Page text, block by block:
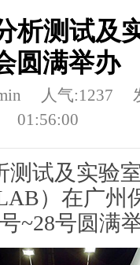
析测试及
圆满举办
人气:1237
01:56:00
测试及实验
）在广州
~28号圆满